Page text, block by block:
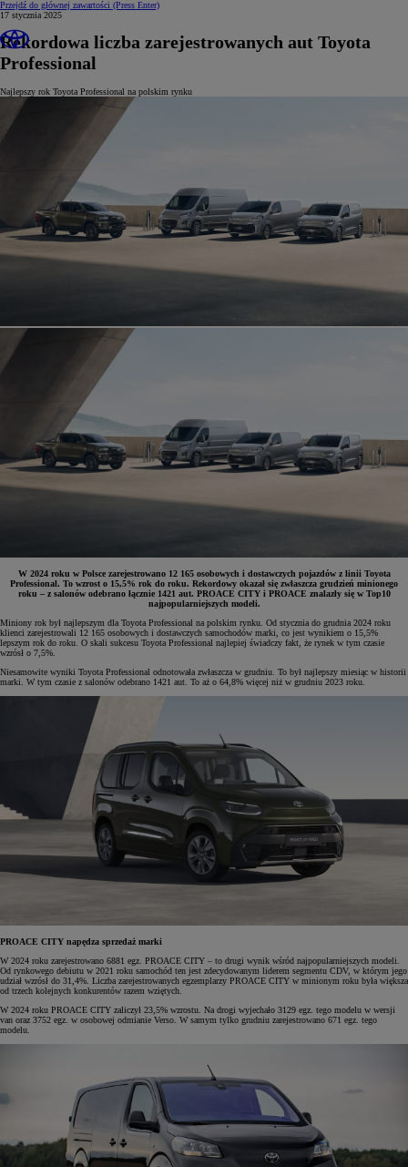
Przejdź do głównej zawartości (Press Enter)
17 stycznia 2025
Rekordowa liczba zarejestrowanych aut Toyota
Professional
Najlepszy rok Toyota Professional na polskim rynku
W 2024 roku w Polsce zarejestrowano 12 165 osobowych i dostawczych pojazdów z linii Toyota
Professional. To wzrost o 15,5% rok do roku. Rekordowy okazał się zwłaszcza grudzień minionego
roku – z salonów odebrano łącznie 1421 aut. PROACE CITY i PROACE znalazły się w Top10
najpopularniejszych modeli.
Miniony rok był najlepszym dla Toyota Professional na polskim rynku. Od stycznia do grudnia 2024 roku
klienci zarejestrowali 12 165 osobowych i dostawczych samochodów marki, co jest wynikiem o 15,5%
lepszym rok do roku. O skali sukcesu Toyota Professional najlepiej świadczy fakt, że rynek w tym czasie
wzrósł o 7,5%.
Niesamowite wyniki Toyota Professional odnotowała zwłaszcza w grudniu. To był najlepszy miesiąc w historii
marki. W tym czasie z salonów odebrano 1421 aut. To aż o 64,8% więcej niż w grudniu 2023 roku.
PROACE CITY napędza sprzedaż marki
W 2024 roku zarejestrowano 6881 egz. PROACE CITY – to drugi wynik wśród najpopularniejszych modeli.
Od rynkowego debiutu w 2021 roku samochód ten jest zdecydowanym liderem segmentu CDV, w którym jego
udział wzrósł do 31,4%. Liczba zarejestrowanych egzemplarzy PROACE CITY w minionym roku była większa
od trzech kolejnych konkurentów razem wziętych.
W 2024 roku PROACE CITY zaliczył 23,5% wzrostu. Na drogi wyjechało 3129 egz. tego modelu w wersji
van oraz 3752 egz. w osobowej odmianie Verso. W samym tylko grudniu zarejestrowano 671 egz. tego
modelu.